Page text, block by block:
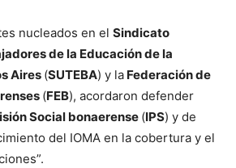
nucleados en el Sindicato
de la Educación de la
Aires (SUTEBA) y la Federación de
(FEB), acordaron defender
Social bonaerense (IPS) y de
del IOMA en la cobertura y el